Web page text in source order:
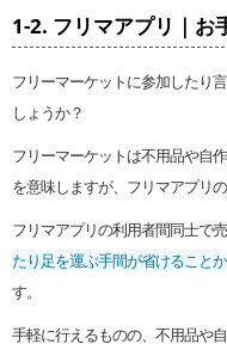
1-2. フリマアプリ
フリーマーケットに参加したり
しょうか？
フリーマーケットは不用品や自
を意味しますが、フリマアプリ
フリマアプリの利用者間同士で
たり足を運ぶ手間が省けること
す。
手軽に行えるものの、不用品や